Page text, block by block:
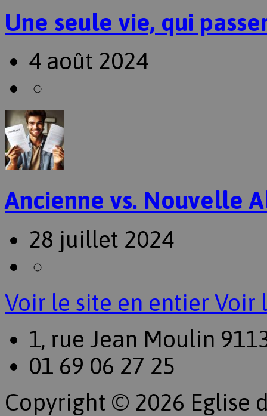
Une seule vie, qui
4 août 2024
Ancienne vs. Nouvelle
28 juillet 2024
Voir le site en entier Voir
1, rue Jean Moulin
01 69 06 27 25
Copyright © 2026 Eglise